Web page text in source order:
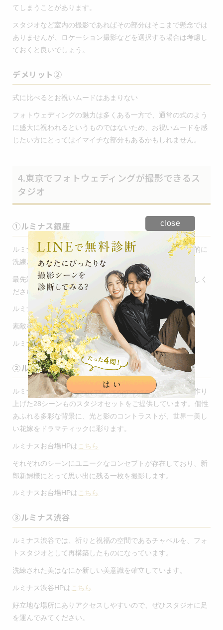
てしまうことがあります。
スタジオなど室内の撮影であればその部分はそこまで懸念では
ありませんが、ロケーション撮影などを選択する場合は考慮し
ておくと良いでしょう。
デメリット②
式に比べるとお祝いムードはあまりない
フォトウェディングの魅力は多くある一方で、通常の式のよう
に盛大に祝われるというものではないため、お祝いムードを感
じたい方にとってはイマイチな部分もあるかもしれません。
4.東京でフォトウェディングが撮影できるス
タジオ
①ルミナス銀座
ルミナス銀座では、高い審美観を持つ新婦様のため、徹底的に
洗練されたスタジオになっています。
最先端のスタジオとして斬新で高潔なスタジオにぜひお越しく
ださい。
ルミナス銀座HPはこちら
素敵な和装も多数取り揃えております。
ルミナス銀座HPはこちら
②ルミナスお台場
ルミナスお台場は、新婦様がもっとも美しく映えるように作り
上げた28シーンものスタジオセットをご提供しています。個性
あふれる多彩な背景に、光と影のコントラストが、世界一美し
い花嫁をドラマティックに彩ります。
ルミナスお台場HPは こちら
それぞれのシーンにユニークなコンセプトが存在しており、新
郎新婦様にとって思い出に残る一枚を撮影します。
ルミナスお台場HPは こちら
③ルミナス渋谷
ルミナス渋谷では、祈りと祝福の空間であるチャペルを、フォ
トスタジオとして再構築したものになっています。
洗練された美はなにか新しい美意識を確立しています。
ルミナス渋谷HPは こちら
好立地な場所にありアクセスしやすいので、ぜひスタジオに足
を運んでみてください。
close